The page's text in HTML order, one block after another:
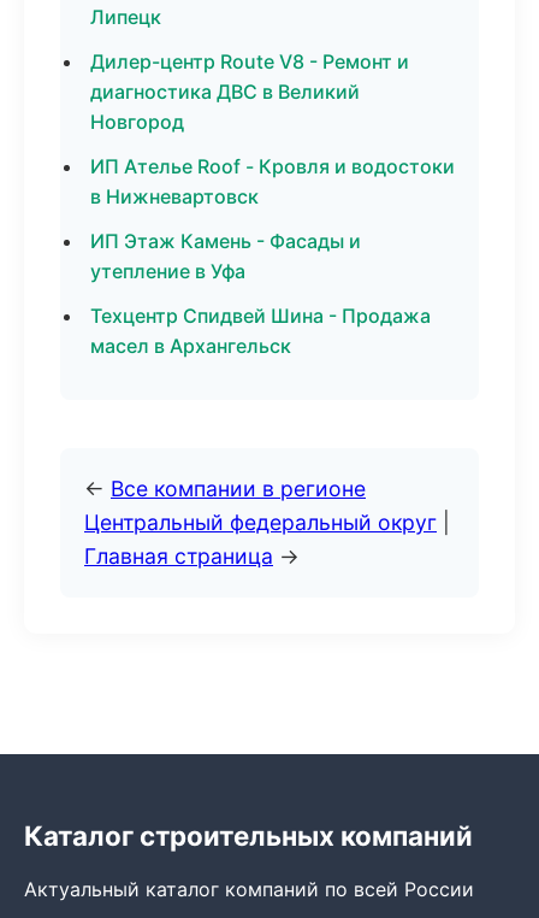
Липецк
Дилер-центр Route V8 - Ремонт и
диагностика ДВС в Великий
Новгород
ИП Ателье Roof - Кровля и водостоки
в Нижневартовск
ИП Этаж Камень - Фасады и
утепление в Уфа
Техцентр Спидвей Шина - Продажа
масел в Архангельск
← Все компании в регионе
Центральный федеральный округ
Главная страница →
Каталог строительных компаний
Актуальный каталог компаний по всей России